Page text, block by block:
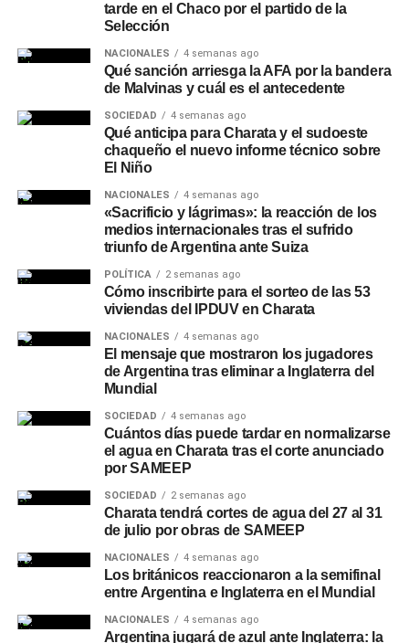
TEMAS RELACIONADOS
CONDICIONES LABORALES
CONFLICTO SINDICAL
MOVILIZACIÓN 11 DE FEBRERO
PABLO MOYANO
PARO EN COCA-COLA
PARO POR TIEMPO INDETERMINADO
REFORMA LABORAL ARGENTINA
SINDICATO DE CAMIONEROS
Interna peronista en ebullición: Kicillof fortalece
rebeliones internas y cuestionamientos al ciclo
kirchnerista
CGT convoca una gran movilización frente al
Congreso contra la reforma laboral: tensión y
fracturas internas en el sindicalismo argentino
tarde en el Chaco por el partido de la
Selección
NACIONALES 4 semanas ago
Qué sanción arriesga la AFA por la bandera
de Malvinas y cuál es el antecedente
SOCIEDAD 4 semanas ago
Qué anticipa para Charata y el sudoeste
chaqueño el nuevo informe técnico sobre
El Niño
NACIONALES 4 semanas ago
«Sacrificio y lágrimas»: la reacción de los
medios internacionales tras el sufrido
triunfo de Argentina ante Suiza
POLÍTICA 2 semanas ago
Cómo inscribirte para el sorteo de las 53
viviendas del IPDUV en Charata
NACIONALES 4 semanas ago
El mensaje que mostraron los jugadores
de Argentina tras eliminar a Inglaterra del
Mundial
SOCIEDAD 4 semanas ago
Cuántos días puede tardar en normalizarse
el agua en Charata tras el corte anunciado
por SAMEEP
SOCIEDAD 2 semanas ago
Charata tendrá cortes de agua del 27 al 31
de julio por obras de SAMEEP
NACIONALES 4 semanas ago
Los británicos reaccionaron a la semifinal
entre Argentina e Inglaterra en el Mundial
NACIONALES 4 semanas ago
Argentina jugará de azul ante Inglaterra: la